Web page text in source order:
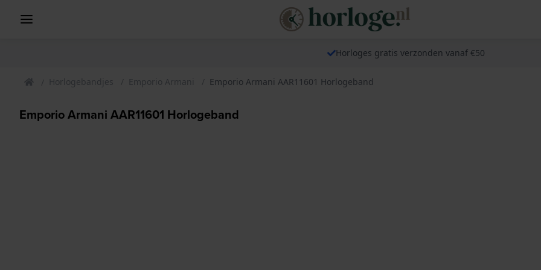
Horloges gratis verzonden vanaf €50
Horlogebandjes Emporio Armani Emporio Armani AAR11601 Horlogeband
Emporio Armani AAR11601 Horlogeband